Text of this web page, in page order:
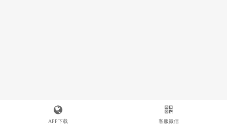
APP下载 客服微信